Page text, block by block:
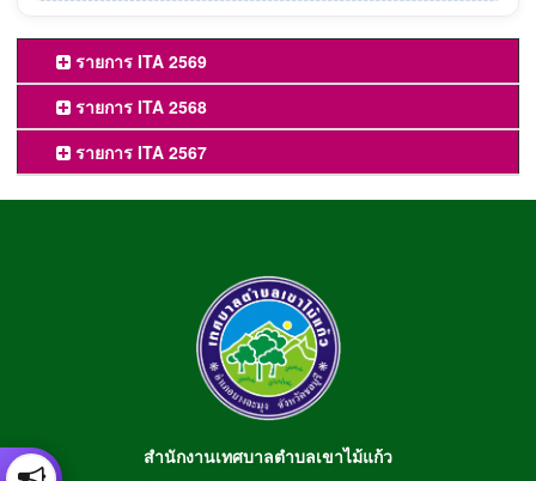
รายการ ITA 2569
รายการ ITA 2568
รายการ ITA 2567
สำนักงานเทศบาลตำบลเขาไม้แก้ว